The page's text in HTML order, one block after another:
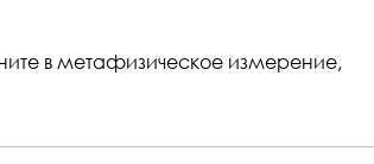
в метафизическое измерение,